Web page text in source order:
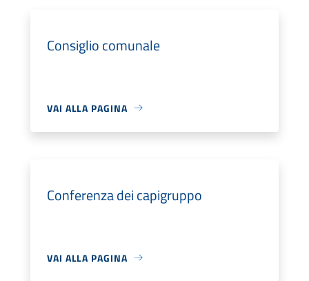
Consiglio comunale
VAI ALLA PAGINA
Conferenza dei capigruppo
VAI ALLA PAGINA